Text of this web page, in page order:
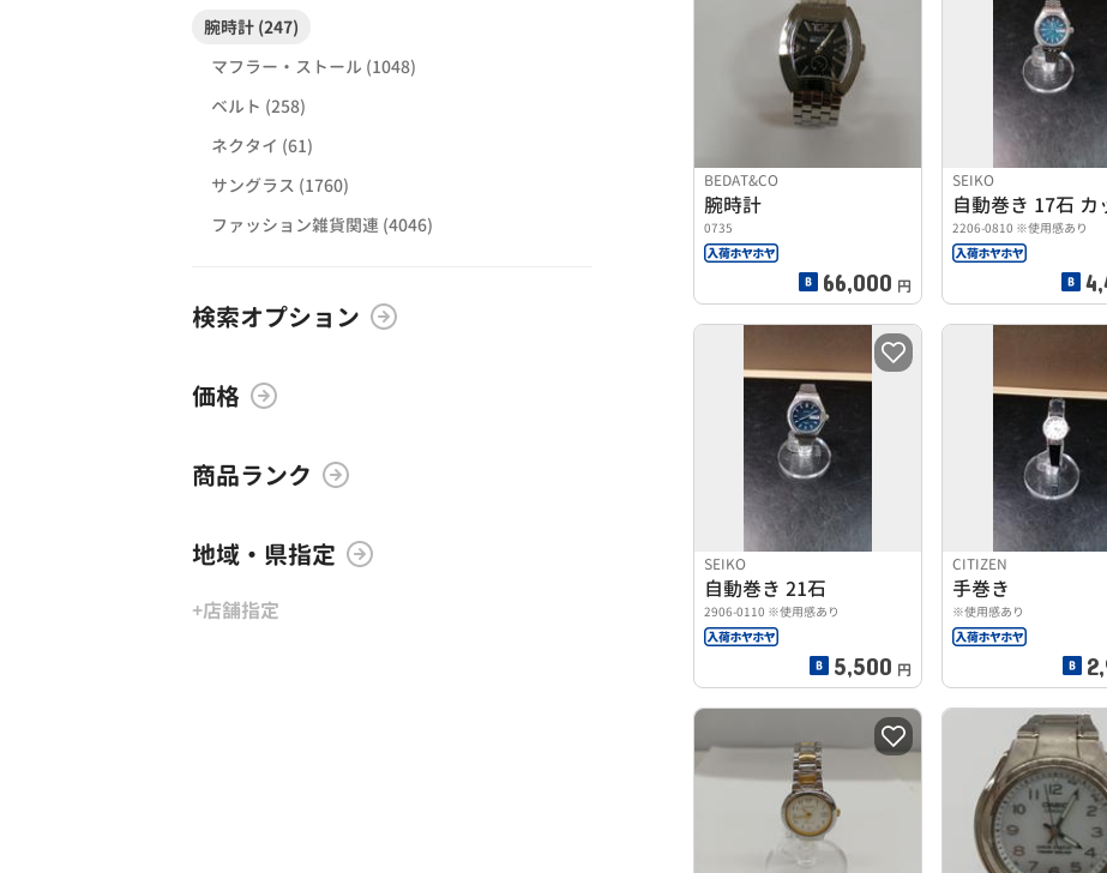
腕時計 (247)
マフラー・ストール (1048)
ベルト (258)
ネクタイ (61)
サングラス (1760)
ファッション雑貨関連 (4046)
検索オプション
価格
商品ランク
地域・県指定
+店舗指定
BEDAT&CO
腕時計
0735
66,000 円
SEIKO
2206-0810 ※使用感あり
SEIKO
自動巻き 21石
2906-0110 ※使用感あり
5,500 円
CITIZEN
手巻き
※使用感あり